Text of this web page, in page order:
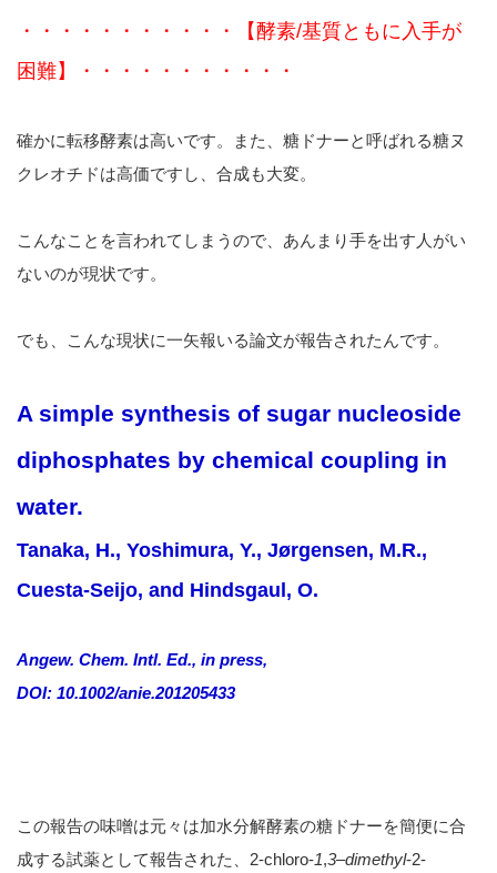
・・・・・・・・・・・【酵素/基質ともに入手が
困難】
・・・・・・・・・・・
確かに転移酵素は高いです。また、糖ドナーと呼ばれる糖ヌ
クレオチドは高価ですし、合成も大変。
こんなことを言われてしまうので、あんまり手を出す人がい
ないのが現状です。
でも、こんな現状に一矢報いる論文が報告されたんです。
A simple synthesis of sugar nucleoside
diphosphates by chemical coupling in
water.
Tanaka, H., Yoshimura, Y., Jørgensen, M.R.,
Cuesta-Seijo, and Hindsgaul, O.
Angew. Chem. Intl. Ed., in press,
DOI: 10.1002/anie.201205433
この報告の味噌は元々は加水分解酵素の糖ドナーを簡便に合
成する試薬として報告された、 2-chloro-1,3–dimethyl-2-